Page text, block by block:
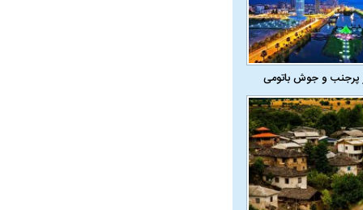
و جوش باتومی